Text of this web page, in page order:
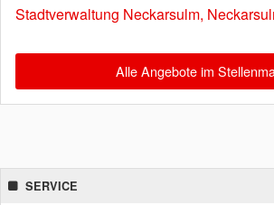
Stadtverwaltung Neckarsulm,
Alle Angebote im
SERVICE